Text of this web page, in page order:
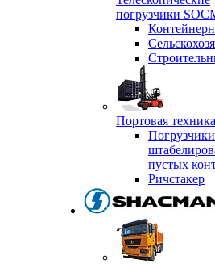
погрузчики
Портовая
пустых
Ричстакер